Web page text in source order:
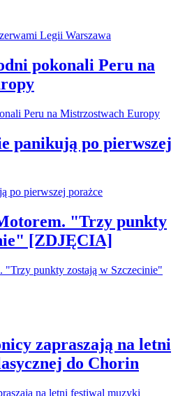
pokonali Peru na
panikują po pierwszej
"Trzy punkty
[ZDJĘCIA]
zapraszają na letni
do Chorin